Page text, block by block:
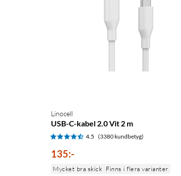
Linocell
USB-C-kabel 2.0 Vit 2 m
4.5 (3380 kundbetyg)
135:-
Mycket bra skick Finns i flera varianter